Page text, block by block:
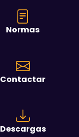
Normas
Contactar
Descargas